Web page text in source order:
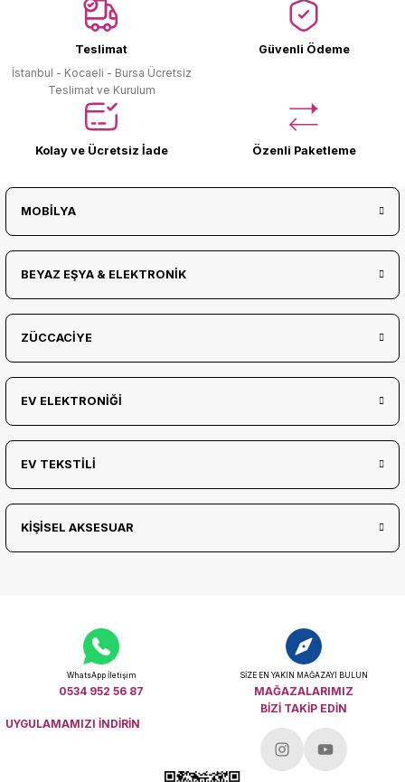
Teslimat
İstanbul - Kocaeli - Bursa Ücretsiz
Teslimat ve Kurulum
Güvenli Ödeme
Kolay ve Ücretsiz İade Özenli Paketleme
MOBİLYA
BEYAZ EŞYA & ELEKTRONİK
ZÜCCACİYE
EV ELEKTRONİĞİ
EV TEKSTİLİ
KİŞİSEL AKSESUAR
WhatsApp İletişim
0534 952 56 87
SİZE EN YAKIN MAĞAZAYI BULUN
MAĞAZALARIMIZ
UYGULAMAMIZI İNDİRİN
BİZİ TAKİP EDİN